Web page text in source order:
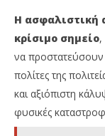
Η ασφαλιστική
κρίσιμο σημείο,
να προστατεύσουν
πολίτες της
και αξιόπιστη
φυσικές